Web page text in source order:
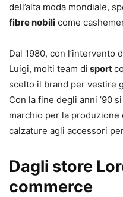
dell’alta moda mondiale,
fibre nobili come
Dal 1980, con l’intervento
Luigi, molti team di sport
scelto il brand per vestire
Con la fine degli anni ’90
marchio per la produzione
calzature agli accessori
Dagli store
commerce